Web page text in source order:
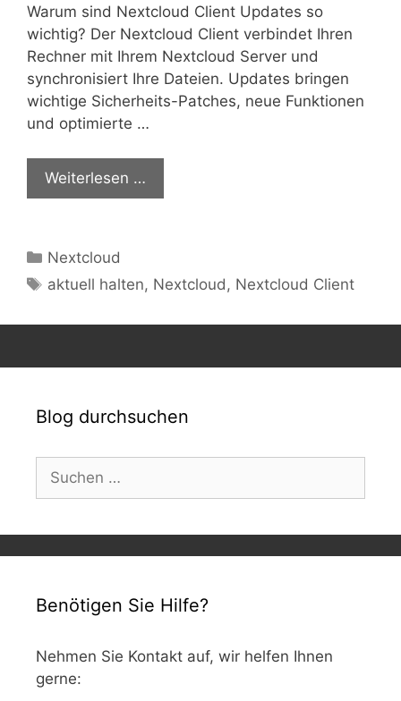
Warum sind Nextcloud Client Updates so
wichtig? Der Nextcloud Client verbindet Ihren
Rechner mit Ihrem Nextcloud Server und
synchronisiert Ihre Dateien. Updates bringen
wichtige Sicherheits-Patches, neue Funktionen
und optimierte …
Weiterlesen …
Kategorien
Nextcloud
Schlagwörter
aktuell halten, Nextcloud , Nextcloud Client
Blog durchsuchen
nach:
Benötigen Sie Hilfe?
Nehmen Sie Kontakt auf, wir helfen Ihnen
gerne: